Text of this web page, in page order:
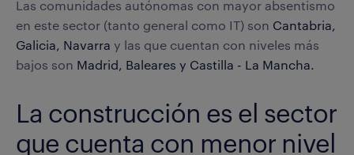
Las comunidades autónomas con mayor absentismo
en este sector (tanto general como IT) son Cantabria,
Galicia, Navarra y las que cuentan con niveles más
bajos son Madrid, Baleares y Castilla - La Mancha.
La construcción es el sector
que cuenta con menor nivel